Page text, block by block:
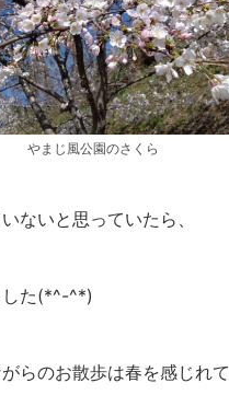
やまじ風公園のさくら
ないと思っていたら、
した(*^-^*)
らのお散歩は春を感じれて